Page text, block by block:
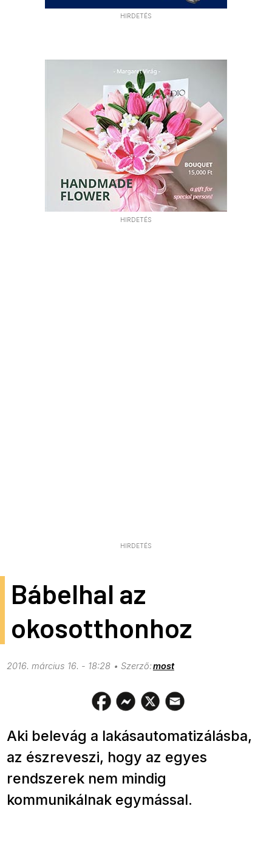
HIRDETÉS
HIRDETÉS
HIRDETÉS
Bábelhal az
okosotthonhoz
2016. március 16. - 18:28 most
Aki belevág a lakásautomatizálásba,
az észreveszi, hogy az egyes
rendszerek nem mindig
kommunikálnak egymással.